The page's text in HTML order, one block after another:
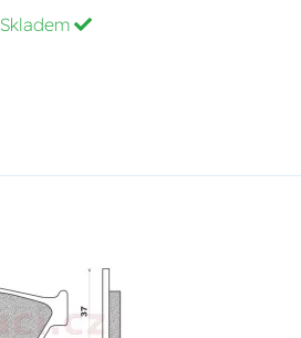
Skladem